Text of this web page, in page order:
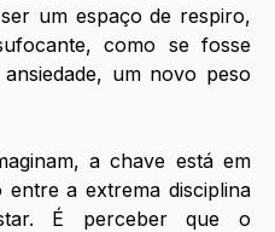
um espaço de respiro,
como se fosse
um novo peso
a chave está em
a extrema disciplina
É perceber que o